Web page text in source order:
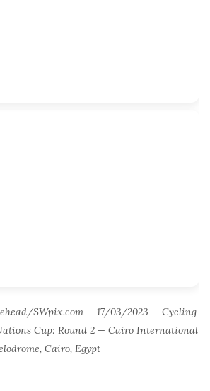
SWpix.com — 17/03/2023 — Cycling
Cup: Round 2 — Cairo International
Cairo, Egypt —